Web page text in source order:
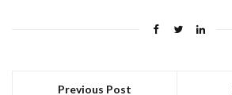
Previous Post